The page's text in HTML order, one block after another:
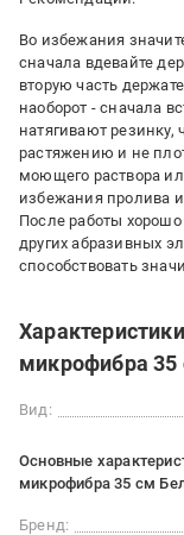
Во избежания
сначала вдевайте
вторую часть
наоборот - сначала
натягивают резинку,
растяжению и не
моющего раствора
избежания пролива
После работы
других абразивных
способствовать
микрофибра
Вид:
Основные
микрофибра 35 см
Бренд: